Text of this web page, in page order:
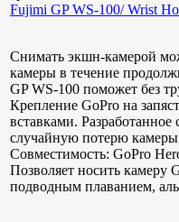
Fujimi GP WS-100/ Wrist
Снимать экшн-камерой
камеры в течение
GP WS-100 поможет без
Крепление GoPro на
вставками.
случайную потерю камеры
Совместимость: GoPro
Позволяет носить камеру
подводным плаванием,